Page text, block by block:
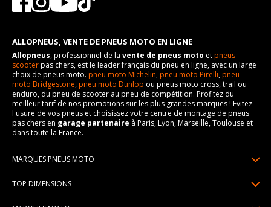
ALLOPNEUS, VENTE DE PNEUS MOTO EN LIGNE
Allopneus, professionnel de la vente de pneus moto etpneus
scooterpas chers, est le leader français du pneu en ligne, avec un large
choix de pneus moto. pneu moto Michelin,pneu moto Pirelli,pneu
moto Bridgestone,pneu moto Dunlop ou pneus moto cross, trail ou
enduro, du pneu de scooter au pneu de compétition. Profitez du
meilleur tarif de nos promotions sur les plus grandes marques ! Evitez
l'usure de vos pneus et choisissez votre centre de montage de pneus
pas chers en garage partenaire à Paris, Lyon, Marseille, Toulouse et
dans toute la France.
MARQUES PNEUS MOTO
TOP DIMENSIONS